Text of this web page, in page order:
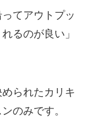
てアウトプッ
るのが良い」
られたカリキ
のみです。